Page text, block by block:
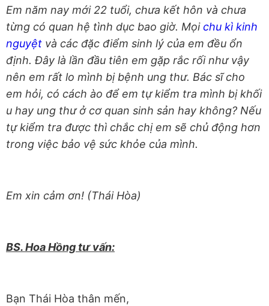
Em năm nay mới 22 tuổi, chưa kết hôn và chưa
từng có quan hệ tình dục bao giờ. Mọichu kì kinh
nguyệt và các đặc điểm sinh lý của em đều ổn
định. Đây là lần đầu tiên em gặp rắc rối như vậy
nên em rất lo mình bị bệnh ung thư. Bác sĩ cho
em hỏi, có cách ào để em tự kiểm tra mình bị khối
u hay ung thư ở cơ quan sinh sản hay không? Nếu
tự kiểm tra được thì chắc chị em sẽ chủ động hơn
trong việc bảo vệ sức khỏe của mình.
Em xin cảm ơn! (Thái Hòa)
BS. Hoa Hồng tư vấn:
Bạn Thái Hòa thân mến,